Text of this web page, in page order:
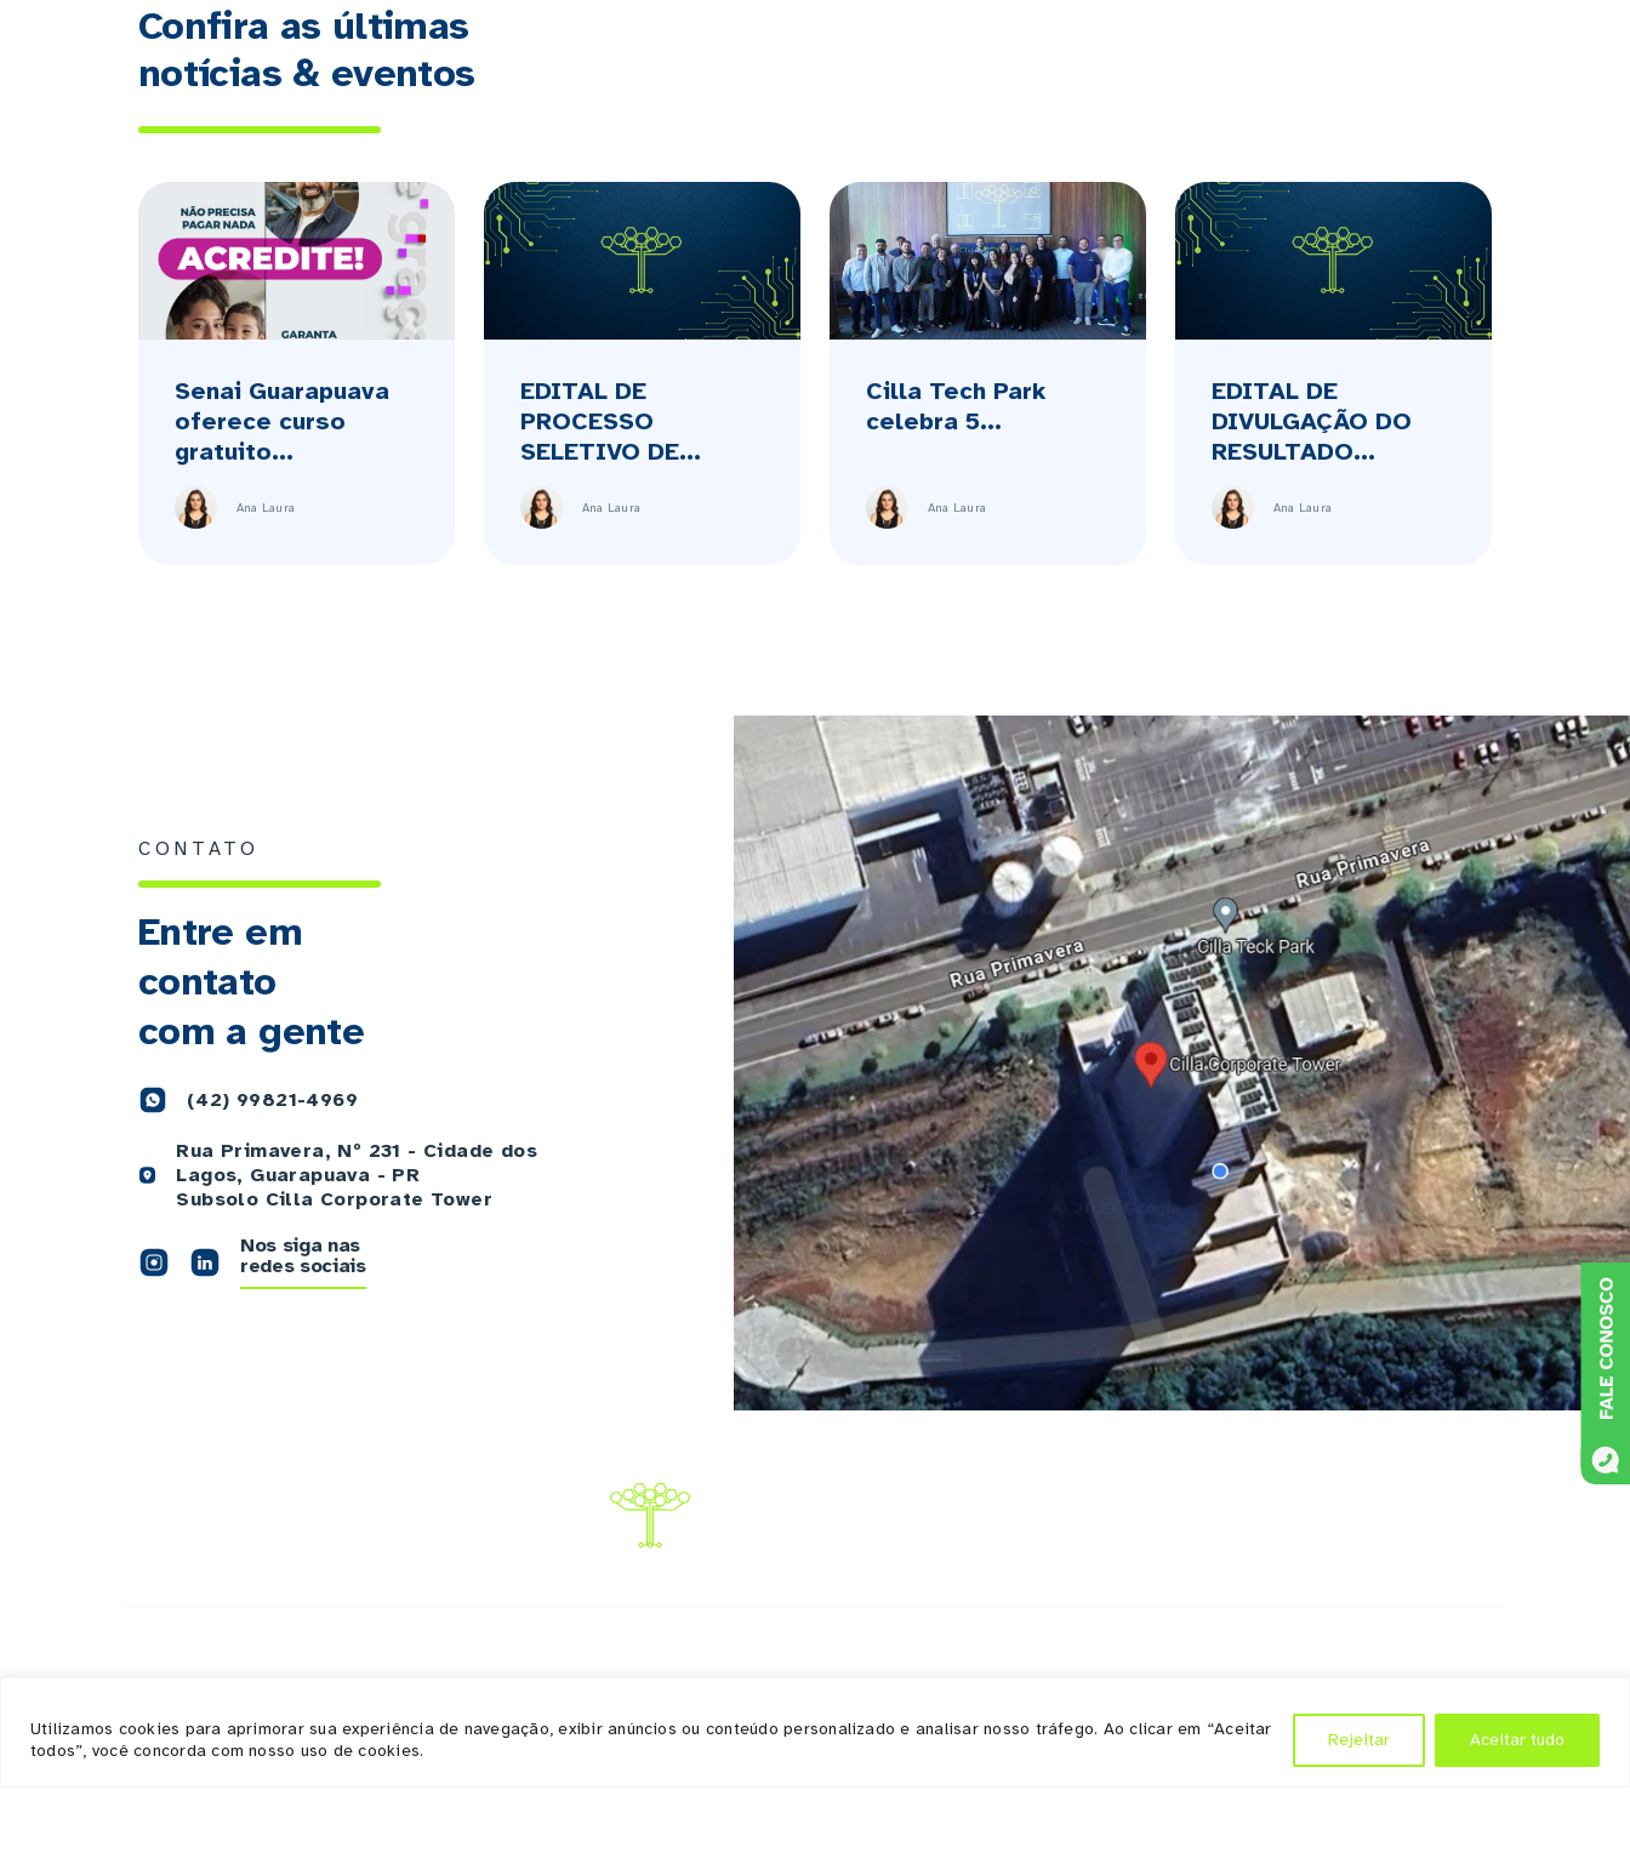
Utilizamos cookies para aprimorar sua experiência de navegação, exibir anúncios ou conteúdo personalizado e analisar nosso tráfego. Ao clicar em “Aceitar
todos”, você concorda com nosso uso de cookies.
Rejeitar Aceitar tudo
Confira as últimas
notícias & eventos
Senai Guarapuava
oferece curso
gratuito...
Ana Laura
EDITAL DE
PROCESSO
SELETIVO DE...
Ana Laura
Cilla Tech Park
celebra 5...
Ana Laura
EDITAL DE
DIVULGAÇÃO DO
RESULTADO...
Ana Laura
CONTATO
Entre em
contato
com a gente
(42) 99821-4969
Rua Primavera, Nº 231 - Cidade dos
Lagos, Guarapuava - PR
Subsolo Cilla Corporate Tower
Nos siga nas
redes sociais
Abaixo os objetivos sustentáveis que atingimos